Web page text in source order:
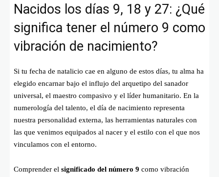
Nacidos los días 9, 18 y 27: ¿Qué
significa tener el número 9 como
vibración de nacimiento?
Si tu fecha de natalicio cae en alguno de estos días, tu alma ha
elegido encarnar bajo el influjo del arquetipo del sanador
universal, el maestro compasivo y el líder humanitario. En la
numerología del talento, el día de nacimiento representa
nuestra personalidad externa, las herramientas naturales con
las que venimos equipados al nacer y el estilo con el que nos
vinculamos con el entorno.
Comprender el significado del número 9 como vibración